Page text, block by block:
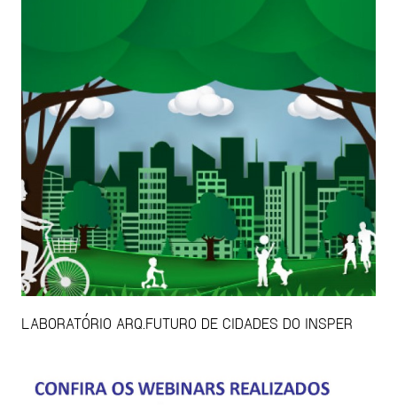
LABORATÓRIO ARQ.FUTURO DE CIDADES DO INSPER